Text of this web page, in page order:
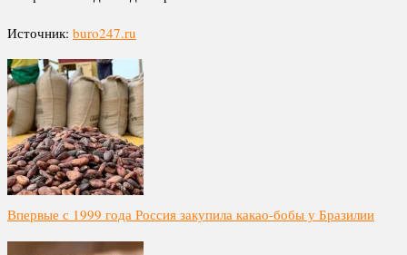
Источник: buro247.ru
Впервые с 1999 года Россия закупила какао-бобы у Бразилии